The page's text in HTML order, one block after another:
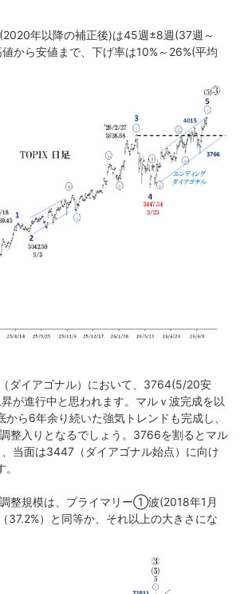
年以降の補正後)は45週±8週(37週～
から安値まで、下げ率は10%～26%(平均
ダイアゴナル）において、3764(5/20安
が進行中と思われます。マルｖ波完成を以
から6年余り続いた強気トレンドも完成し、
整入りとなるでしょう。3766を割るとマル
当面は3447（ダイアゴナル始点）に向け
整規模は、プライマリー➀波(2018年1月
37.2%）と同等か、それ以上の大きさにな